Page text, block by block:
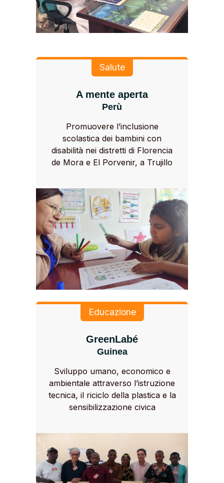
Salute
A mente aperta
Perù
Promuovere l’inclusione
scolastica dei bambini con
disabilità nei distretti di Florencia
de Mora e El Porvenir, a Trujillo
Educazione
GreenLabé
Guinea
Sviluppo umano, economico e
ambientale attraverso l’istruzione
tecnica, il riciclo della plastica e la
sensibilizzazione civica